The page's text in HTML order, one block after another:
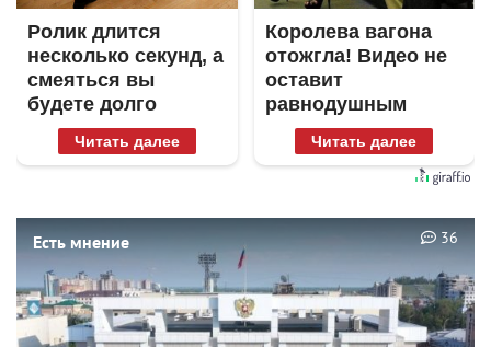
Ролик длится
несколько секунд, а
смеяться вы
будете долго
Читать далее
Королева вагона
отожгла! Видео не
оставит
равнодушным
Читать далее
Есть мнение 36